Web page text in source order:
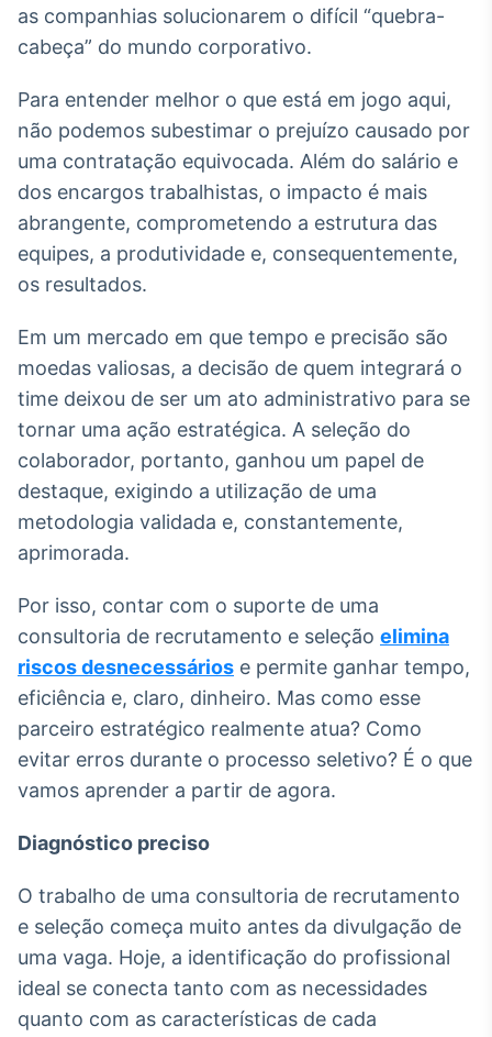
Broadcast
Ticker
headlines de
notícias
Widgets
Componentes
para conteúdos e
Broadcast
Wallboard
Conteúdos e
dados para
displays e telas
Broadcast
Curadoria
noticiosos
Soluções de
Tecnologia
Broadcast
Radar
Monitoramento
inteligente de
conteúdos
A melhor
plataforma para
de investimento
no Brasil
IA
as companhias solucionarem o difícil “quebra-
cabeça” do mundo corporativo.
Para entender melhor o que está em jogo aqui,
não podemos subestimar o prejuízo causado por
uma contratação equivocada. Além do salário e
dos encargos trabalhistas, o impacto é mais
abrangente, comprometendo a estrutura das
equipes, a produtividade e, consequentemente,
os resultados.
Em um mercado em que tempo e precisão são
moedas valiosas, a decisão de quem integrará o
time deixou de ser um ato administrativo para se
tornar uma ação estratégica. A seleção do
colaborador, portanto, ganhou um papel de
destaque, exigindo a utilização de uma
metodologia validada e, constantemente,
aprimorada.
Por isso, contar com o suporte de uma
consultoria de recrutamento e seleção elimina
riscos desnecessários e permite ganhar tempo,
eficiência e, claro, dinheiro. Mas como esse
parceiro estratégico realmente atua? Como
evitar erros durante o processo seletivo? É o que
vamos aprender a partir de agora.
Diagnóstico preciso
O trabalho de uma consultoria de recrutamento
e seleção começa muito antes da divulgação de
uma vaga. Hoje, a identificação do profissional
ideal se conecta tanto com as necessidades
quanto com as características de cada